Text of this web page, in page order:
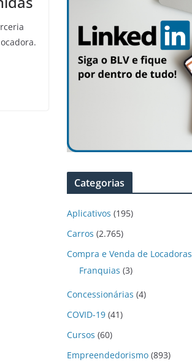
Categorias
Aplicativos (195)
Carros (2.765)
Compra e Venda de Locadoras
Franquias (3)
Concessionárias (4)
COVID-19 (41)
Cursos (60)
Empreendedorismo (893)